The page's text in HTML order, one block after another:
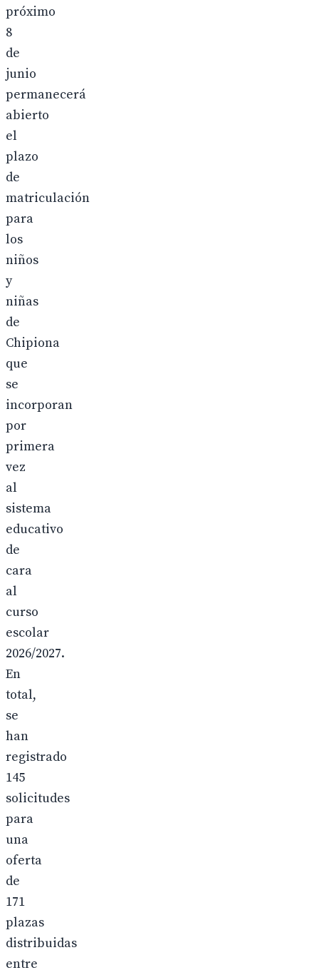
próximo
8
de
junio
permanecerá
abierto
el
plazo
de
matriculación
para
los
niños
y
niñas
de
Chipiona
que
se
incorporan
por
primera
vez
al
sistema
educativo
de
cara
al
curso
escolar
2026/2027.
En
total,
se
han
registrado
145
solicitudes
para
una
oferta
de
171
plazas
distribuidas
entre